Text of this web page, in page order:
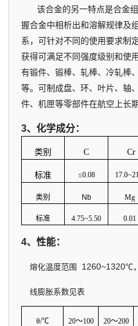
该合金的另一特点是合金
握合金中相析出和溶解规律及
系，可针对不同的使用要求制
获得可满足不同强度级别和使
有锻件、锻棒、轧棒、冷轧棒
等。可制成盘、环、叶片、轴
件、机匣等零部件在航空上长期
3、化学成分：
类别 C Cr
标准 ≤0.08
类别 Nb Mg
标准 4.75~5.50 0.01
4、性能：
熔化温度范围 1260~1320℃，
线膨胀系数见表
θ/℃ 20～100 20～200